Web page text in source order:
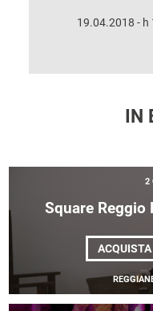
19.04.2018 - h
IN
2
Square Reggio
ACQUISTA